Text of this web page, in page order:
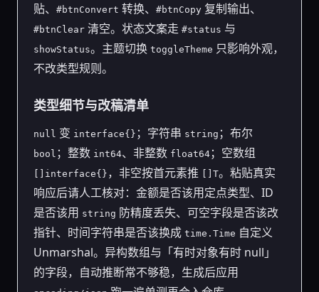
贴、#btnConvert 转换、#btnCopy 复制输出、
#btnClear 清空。状态文案走#status 与
showStatus。主题切换toggleTheme 只影响外观，
不改类型规则。
类型细节与改稿清单
null 变 interface{} ；字符串 string ；布尔
bool ；整数 int64、非整数 float64 ；空数组
[]interface{} ，非空按首元素推 []T。粘贴真实
响应后请人工核对：金额是否该用定点类型、ID
是否该用 string 防精度丢失、可空字段是否该改
指针、时间字符串是否该换成time.Time 自定义
Unmarshal。异构数组与「有时对象有时 null」
的字段，自动推断常不够稳，生成后应用